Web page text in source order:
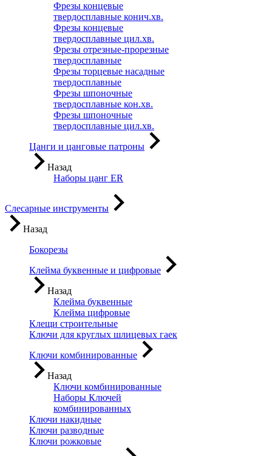
Фрезы концевые
твердосплавные конич.хв.
Фрезы концевые
твердосплавные цил.хв.
Фрезы отрезные-прорезные
твердосплавные
Фрезы торцевые насадные
твердосплавные
Фрезы шпоночные
твердосплавные кон.хв.
Фрезы шпоночные
твердосплавные цил.хв.
Цанги и цанговые патроны
Назад
Наборы цанг ER
Слесарные инструменты
Назад
Бокорезы
Клейма буквенные и цифровые
Назад
Клейма буквенные
Клейма цифровые
Клещи строительные
Ключи для круглых шлицевых гаек
Ключи комбинированные
Назад
Ключи комбинированные
Наборы Ключей
комбинированных
Ключи накидные
Ключи разводные
Ключи рожковые